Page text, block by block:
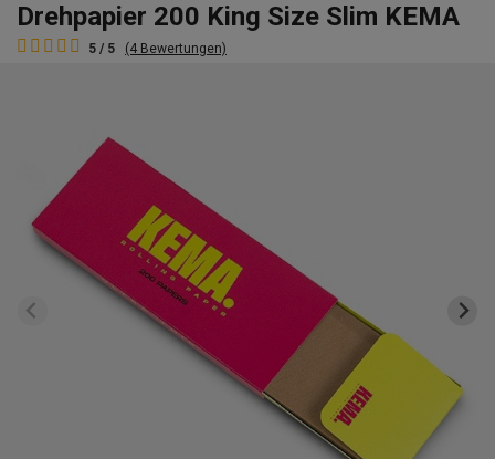
Drehpapier 200 King Size Slim KEMA
5 / 5 (4 Bewertungen)